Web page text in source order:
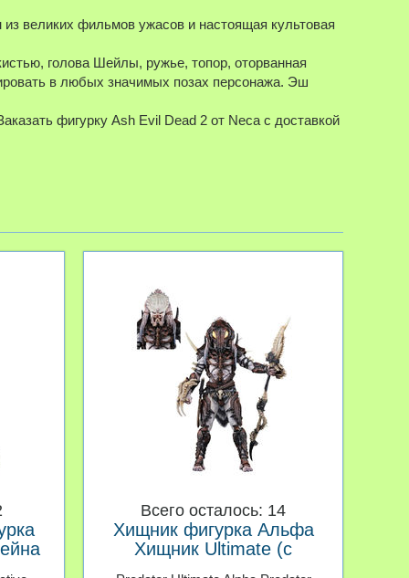
великих фильмов ужасов и настоящая культовая
голова Шейлы, ружье, топор, оторванная
в любых значимых позах персонажа. Эш
фигурку Ash Evil Dead 2 от Neca с доставкой
Всего осталось: 14
Хищник фигурка Альфа
Хищник Ultimate (с